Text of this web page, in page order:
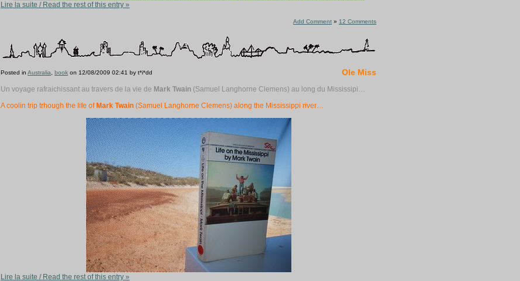
Lire la suite / Read the rest of this entry »
Add Comment » 12 Comments
Ole Miss
Posted in Australia, book on 12/08/2009 02:41 by t*i*dd
Un voyage rafraichissant au travers de la vie de Mark Twain (Samuel Langhorne Clemens) au long du Mississipi…
A coolin trip trhough the life of Mark Twain (Samuel Langhorne Clemens) along the Mississippi river…
Lire la suite / Read the rest of this entry »